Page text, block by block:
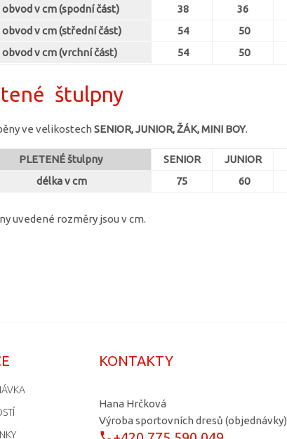
obvod v cm (spodní část)
38 36
obvod v cm (střední část)
54 50
obvod v cm (vrchní část)
54 50
štulpny
ve velikostechSENIOR, JUNIOR, ŽÁK, MINI BOY.
PLETENÉ štulpny SENIOR JUNIOR
délka v cm
75 60
uvedené rozměry jsou v cm.
KONTAKTY
Hana Hrčková
Výroba sportovních dresů (objednávky)